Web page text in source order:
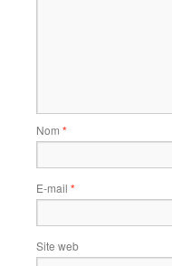
Nom *
E-mail *
Site web